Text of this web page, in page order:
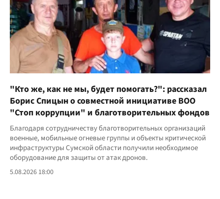
"Кто же, как не мы, будет помогать?": рассказал
Борис Спицын о совместной инициативе ВОО
"Стоп коррупции" и благотворительных фондов
Благодаря сотрудничеству благотворительных организаций
военные, мобильные огневые группы и объекты критической
инфраструктуры Сумской области получили необходимое
оборудование для защиты от атак дронов.
5.08.2026 18:00